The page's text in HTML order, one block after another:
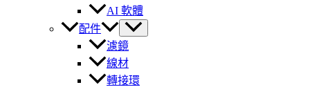
AI 軟體
配件
濾鏡
線材
轉接環